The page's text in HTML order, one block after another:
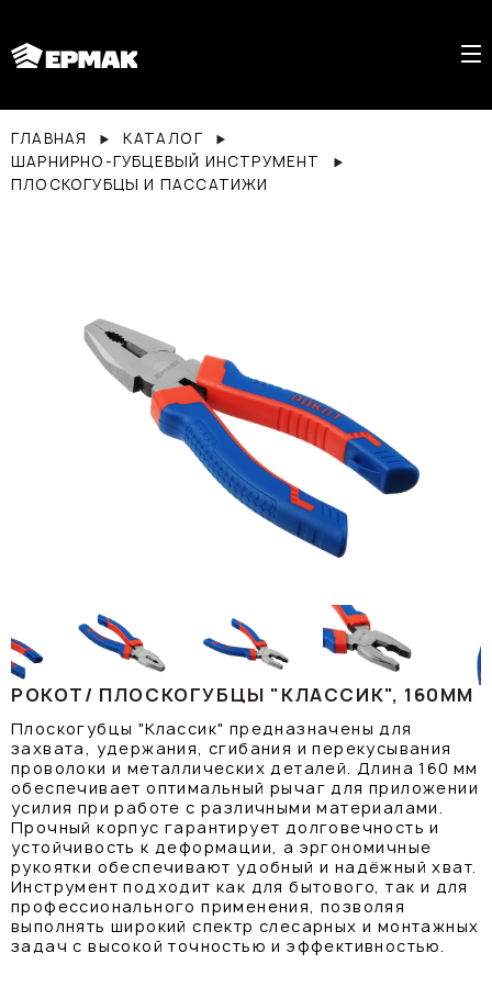
ГЛАВНАЯ
КАТАЛОГ
ШАРНИРНО-ГУБЦЕВЫЙ ИНСТРУМЕНТ
ПЛОСКОГУБЦЫ И ПАССАТИЖИ
РОКОТ/ ПЛОСКОГУБЦЫ "КЛАССИК", 160ММ
Плоскогубцы "Классик" предназначены для
захвата, удержания, сгибания и перекусывания
проволоки и металлических деталей. Длина 160 мм
обеспечивает оптимальный рычаг для приложении
усилия при работе с различными материалами.
Прочный корпус гарантирует долговечность и
устойчивость к деформации, а эргономичные
рукоятки обеспечивают удобный и надёжный хват.
Инструмент подходит как для бытового, так и для
профессионального применения, позволяя
выполнять широкий спектр слесарных и монтажных
задач с высокой точностью и эффективностью.